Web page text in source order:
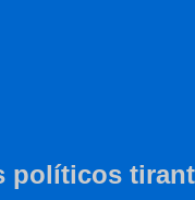
políticos